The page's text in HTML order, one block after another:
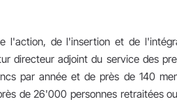
l'action, de l'insertion et de
directeur adjoint du service des
par année et de près de 140
de 26'000 personnes retraitées